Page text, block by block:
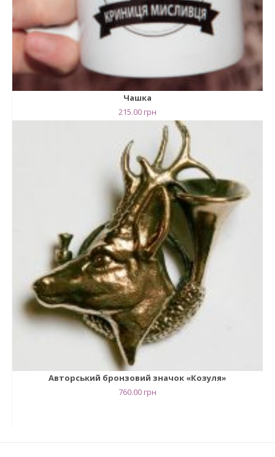
Чашка
215.00 грн
Авторський бронзовий значок «Козуля»
760.00 грн